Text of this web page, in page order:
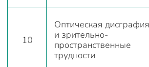
10
Оптическая дисграфия
и зрительно-
пространственные
трудности